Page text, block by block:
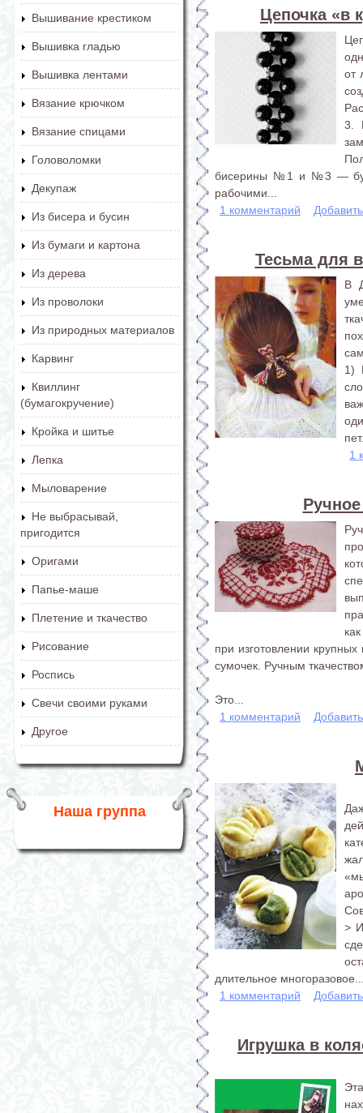
Вышивание крестиком
Вышивка гладью
Вышивка лентами
Вязание крючком
Вязание спицами
Головоломки
Декупаж
Из бисера и бусин
Из бумаги и картона
Из дерева
Из проволоки
Из природных материалов
Карвинг
Квиллинг
(бумагокручение)
Кройка и шитье
Лепка
Мыловарение
Не выбрасывай,
пригодится
Оригами
Папье-маше
Плетение и ткачество
Рисование
Роспись
Свечи своими руками
Другое
Наша группа
Цепочка «в
от
3.
бисерины №1 и №3 —
рабочими...
1 комментарий
Тесьма для
В
1)
1
при изготовлении
сумочек. Ручным
Это...
1 комментарий
>
длительное
1 комментарий
Игрушка в